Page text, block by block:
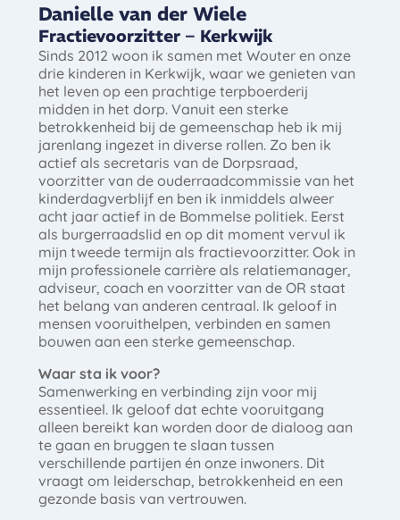
Danielle van der Wiele
Fractievoorzitter – Kerkwijk
Sinds 2012 woon ik samen met Wouter en onze
drie kinderen in Kerkwijk, waar we genieten van
het leven op een prachtige terpboerderij
midden in het dorp. Vanuit een sterke
betrokkenheid bij de gemeenschap heb ik mij
jarenlang ingezet in diverse rollen. Zo ben ik
actief als secretaris van de Dorpsraad,
voorzitter van de ouderraadcommissie van het
kinderdagverblijf en ben ik inmiddels alweer
acht jaar actief in de Bommelse politiek. Eerst
als burgerraadslid en op dit moment vervul ik
mijn tweede termijn als fractievoorzitter. Ook in
mijn professionele carrière als relatiemanager,
adviseur, coach en voorzitter van de OR staat
het belang van anderen centraal. Ik geloof in
mensen vooruithelpen, verbinden en samen
bouwen aan een sterke gemeenschap.
Waar sta ik voor?
Samenwerking en verbinding zijn voor mij
essentieel. Ik geloof dat echte vooruitgang
alleen bereikt kan worden door de dialoog aan
te gaan en bruggen te slaan tussen
verschillende partijen én onze inwoners. Dit
vraagt om leiderschap, betrokkenheid en een
gezonde basis van vertrouwen.